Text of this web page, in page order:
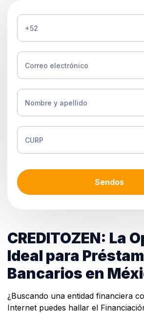
Sendos
CREDITOZEN: La
Ideal para
Bancarios en
¿Buscando una entidad financiera
Internet puedes hallar el